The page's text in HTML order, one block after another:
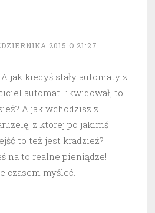
2015 O 21:27
jak kiedyś stały automaty z
automat likwidował, to
A jak wchodzisz z
z której po jakimś
to też jest kradzież?
na to realne pieniądze!
czasem myśleć.